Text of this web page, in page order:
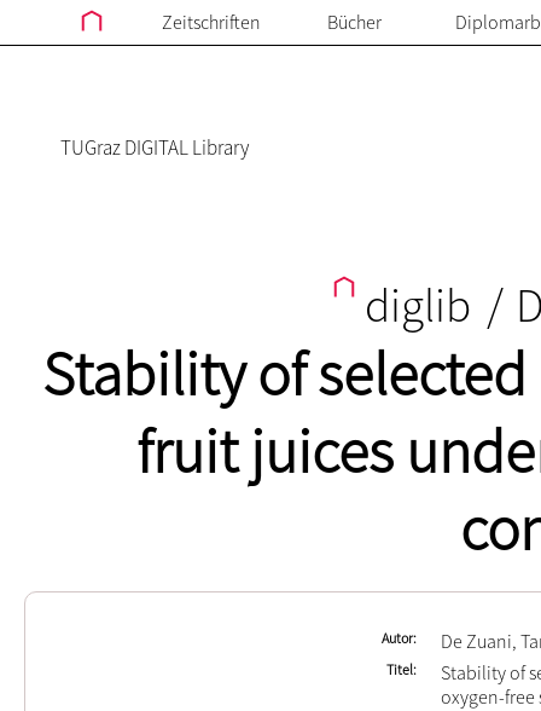
Zeitschriften Bücher
TUGraz DIGITAL Library
diglib /
Stability of
fruit juices
Autor De Zuani,
Titel
Stability of
oxygen-